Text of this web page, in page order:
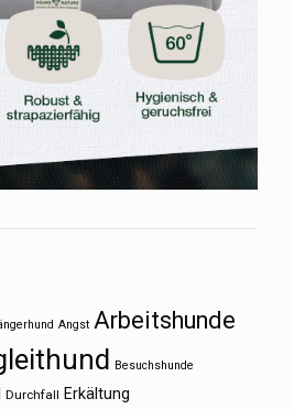
Angst Arbeitshunde
Besuchshunde
Durchfall Erkältung